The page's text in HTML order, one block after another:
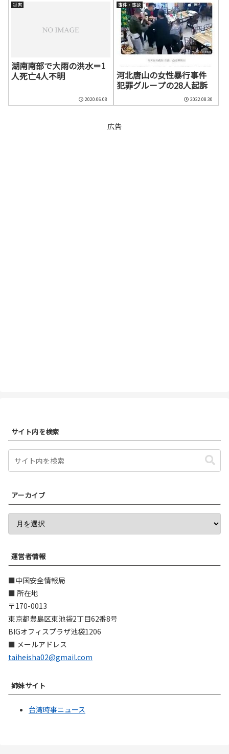
災害
湖南南部で大雨の洪水＝1
人死亡4人不明
2020.06.08
事件・事故
河北唐山の女性暴行事件
犯罪グループの28人起訴
2022.08.30
広告
サイト内を検索
アーカイブ
運営者情報
■中国安全情報局
■ 所在地
〒170-0013
東京都豊島区東池袋2丁目62番8号
BIGオフィスプラザ池袋1206
■ メールアドレス
taiheisha02@gmail.com
姉妹サイト
台湾時事ニュース